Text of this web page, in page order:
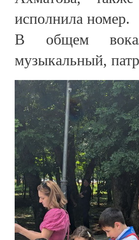
исполнила номер.
В общем
музыкальный,